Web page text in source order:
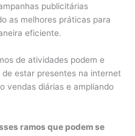
publicitárias
as melhores práticas para
eficiente.
de atividades podem e
estar presentes na internet
vendas diárias e ampliando
ramos que podem se